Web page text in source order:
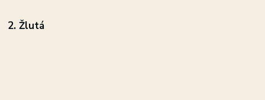
2. Žlutá